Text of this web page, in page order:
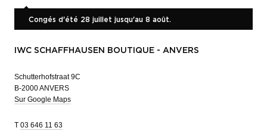
Congés d'été 28 juillet jusqu'au 8 août.
IWC SCHAFFHAUSEN BOUTIQUE - ANVERS
Schutterhofstraat 9C
B-2000 ANVERS
Sur Google Maps
T 03 646 11 63